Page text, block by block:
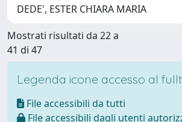
DEDE', ESTER CHIARA MARIA
Mostrati risultati da 22 a
41 di 47
Legenda icone accesso al
File accessibili da tutti
File accessibili dagli utenti